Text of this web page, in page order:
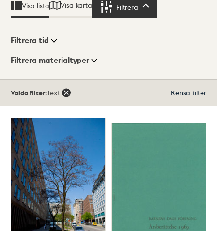
Visa lista Visa karta Filtrera
Visningsläge
Filtrera tid
Filtrera materialtyper
träffar
Valda filter:Text Rensa filter